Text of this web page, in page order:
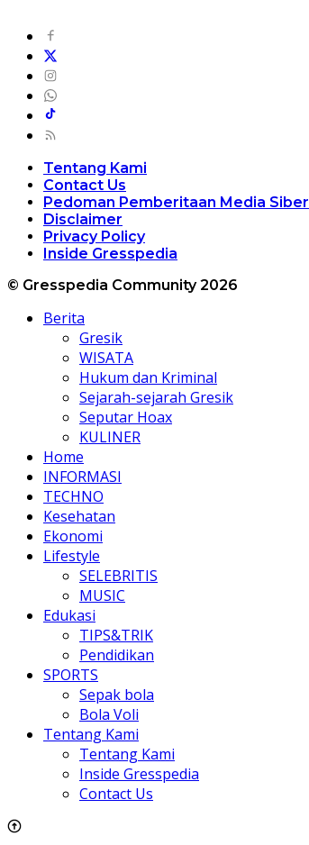
Tentang Kami
Contact Us
Pedoman Pemberitaan Media Siber
Disclaimer
Privacy Policy
Inside Gresspedia
© Gresspedia Community 2026
Berita
Gresik
WISATA
Hukum dan Kriminal
Sejarah-sejarah Gresik
Seputar Hoax
KULINER
Home
INFORMASI
TECHNO
Kesehatan
Ekonomi
Lifestyle
SELEBRITIS
MUSIC
Edukasi
TIPS&TRIK
Pendidikan
SPORTS
Sepak bola
Bola Voli
Tentang Kami
Tentang Kami
Inside Gresspedia
Contact Us